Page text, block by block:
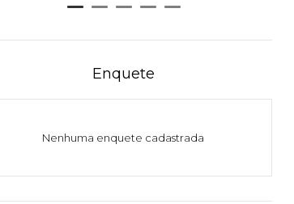
Enquete
Nenhuma enquete cadastrada